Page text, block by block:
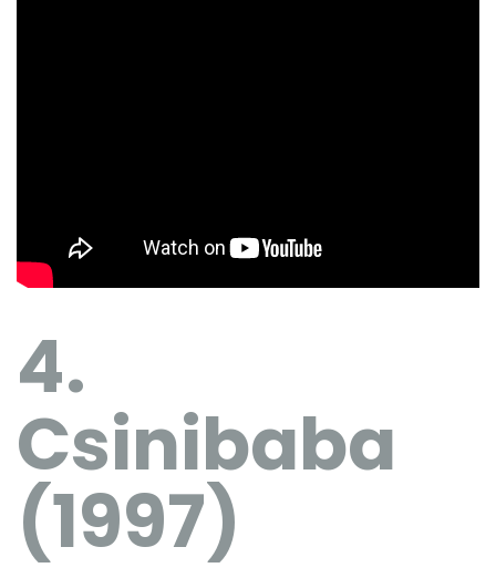
4.
Csinibaba
(1997)